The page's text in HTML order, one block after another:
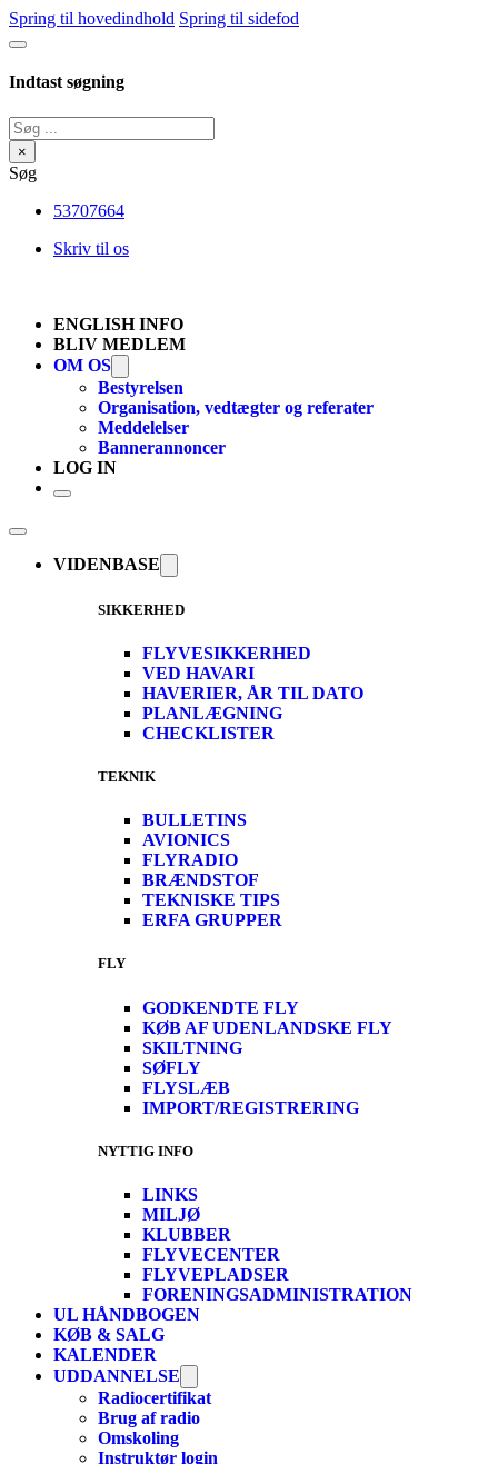
Spring til hovedindhold Spring til sidefod
Indtast søgning
Søg
×
Søg
53707664
Skriv til os
ENGLISH INFO
BLIV MEDLEM
OM OS
Bestyrelsen
Organisation, vedtægter og referater
Meddelelser
Bannerannoncer
LOG IN
VIDENBASE
SIKKERHED
FLYVESIKKERHED
VED HAVARI
HAVERIER, ÅR TIL DATO
PLANLÆGNING
CHECKLISTER
TEKNIK
BULLETINS
AVIONICS
FLYRADIO
BRÆNDSTOF
TEKNISKE TIPS
ERFA GRUPPER
FLY
GODKENDTE FLY
KØB AF UDENLANDSKE FLY
SKILTNING
SØFLY
FLYSLÆB
IMPORT/REGISTRERING
NYTTIG INFO
LINKS
MILJØ
KLUBBER
FLYVECENTER
FLYVEPLADSER
FORENINGSADMINISTRATION
UL HÅNDBOGEN
KØB & SALG
KALENDER
UDDANNELSE
Radiocertifikat
Brug af radio
Omskoling
Instruktør login